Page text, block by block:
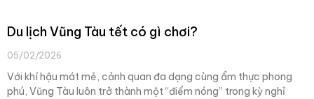
Du lịch Vũng Tàu tết có gì chơi?
05/02/2026
Với khí hậu mát mẻ, cảnh quan đa dạng cùng ẩm thực phong
phú, Vũng Tàu luôn trở thành một “điểm nóng” trong kỳ nghỉ